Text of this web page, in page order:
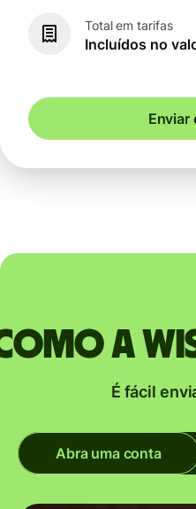
Total em tarifas
Incluídos no
Enviar
a
É fácil
Abra uma conta